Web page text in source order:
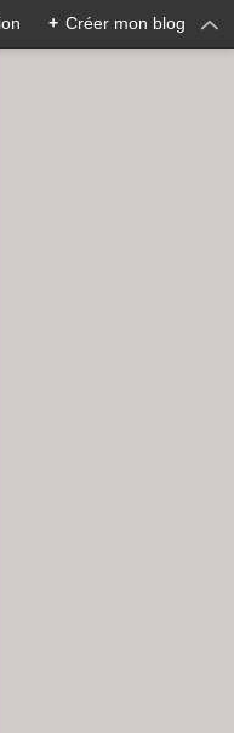
+ Créer mon blog